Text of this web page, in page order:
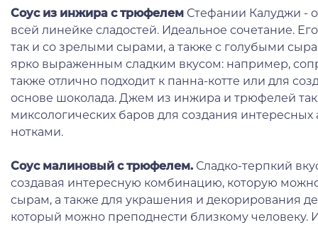
Соус из инжира с трюфелем Стефании Калуджи -
всей линейке сладостей. Идеальное сочетание.
так и со зрелыми сырами, а также с голубыми
ярко выраженным сладким вкусом: например,
также отлично подходит к панна-котте или для
основе шоколада. Джем из инжира и трюфелей
миксологических баров для создания
нотками.
Соус малиновый с трюфелем. Сладко-терпкий
создавая интересную комбинацию, которую
сырам, а также для украшения и декорирования
который можно преподнести близкому человеку.